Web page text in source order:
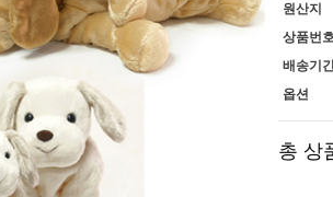
원산지
상품번
배송기
옵션
총 상